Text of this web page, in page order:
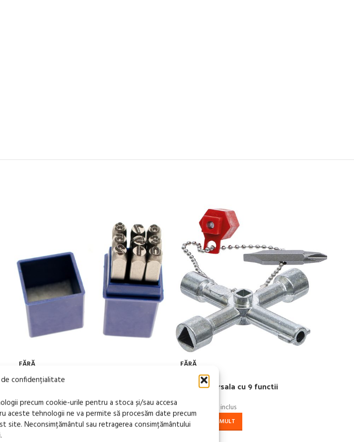
confidențialitate
precum cookie-urile pentru a stoca și/sau accesa
aceste tehnologii ne va permite să procesăm date precum
site. Neconsimțământul sau retragerea consimțământului
FĂRĂ
Poansoane cifre (numerice) 12 mm
91,96lei TVA inclus
CITEȘTE MAI MULT
FĂRĂ
Cheie universala cu 9 functii
93,17 TVA inclus
CITEȘTE MAI MULT